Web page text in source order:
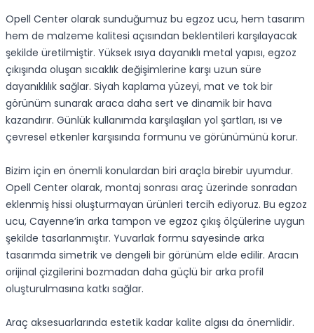
Opell Center olarak sunduğumuz bu egzoz ucu, hem tasarım
hem de malzeme kalitesi açısından beklentileri karşılayacak
şekilde üretilmiştir. Yüksek ısıya dayanıklı metal yapısı, egzoz
çıkışında oluşan sıcaklık değişimlerine karşı uzun süre
dayanıklılık sağlar. Siyah kaplama yüzeyi, mat ve tok bir
görünüm sunarak araca daha sert ve dinamik bir hava
kazandırır. Günlük kullanımda karşılaşılan yol şartları, ısı ve
çevresel etkenler karşısında formunu ve görünümünü korur.
Bizim için en önemli konulardan biri araçla birebir uyumdur.
Opell Center olarak, montaj sonrası araç üzerinde sonradan
eklenmiş hissi oluşturmayan ürünleri tercih ediyoruz. Bu egzoz
ucu, Cayenne’in arka tampon ve egzoz çıkış ölçülerine uygun
şekilde tasarlanmıştır. Yuvarlak formu sayesinde arka
tasarımda simetrik ve dengeli bir görünüm elde edilir. Aracın
orijinal çizgilerini bozmadan daha güçlü bir arka profil
oluşturulmasına katkı sağlar.
Araç aksesuarlarında estetik kadar kalite algısı da önemlidir.